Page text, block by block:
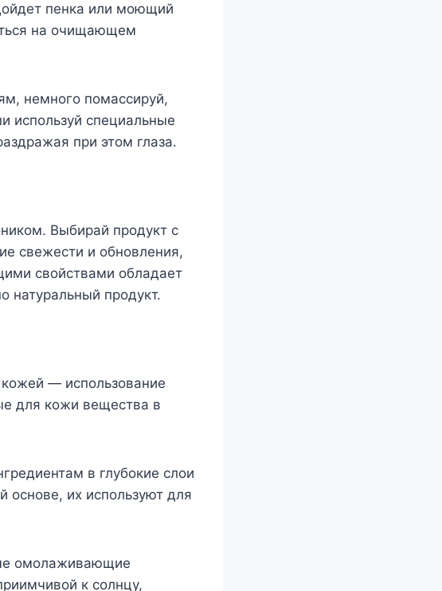
пенка или моющий
на очищающем
немного помассируй,
используй специальные
при этом глаза.
Выбирай продукт с
свежести и обновления,
свойствами обладает
натуральный продукт.
— использование
для кожи вещества в
в глубокие слои
их используют для
омолаживающие
к солнцу,